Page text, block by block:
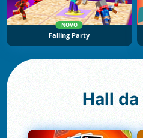
NOVO
Falling Party
Hall da